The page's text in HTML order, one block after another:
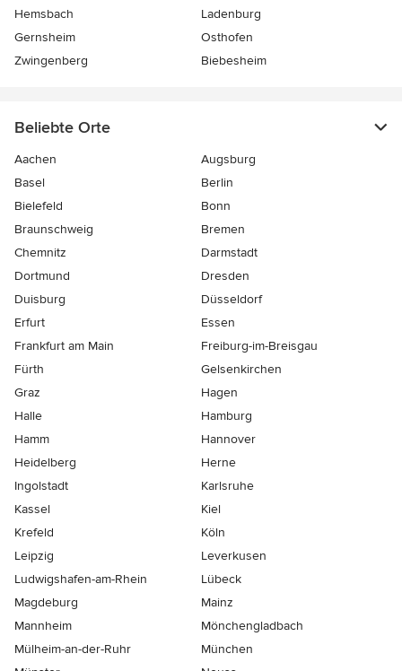
Hemsbach
Ladenburg
Gernsheim
Osthofen
Zwingenberg
Biebesheim
Beliebte Orte
Aachen
Augsburg
Basel
Berlin
Bielefeld
Bonn
Braunschweig
Bremen
Chemnitz
Darmstadt
Dortmund
Dresden
Duisburg
Düsseldorf
Erfurt
Essen
Frankfurt am Main
Freiburg-im-Breisgau
Fürth
Gelsenkirchen
Graz
Hagen
Halle
Hamburg
Hamm
Hannover
Heidelberg
Herne
Ingolstadt
Karlsruhe
Kassel
Kiel
Krefeld
Köln
Leipzig
Leverkusen
Ludwigshafen-am-Rhein
Lübeck
Magdeburg
Mainz
Mannheim
Mönchen­gladbach
Mülheim-an-der-Ruhr
München